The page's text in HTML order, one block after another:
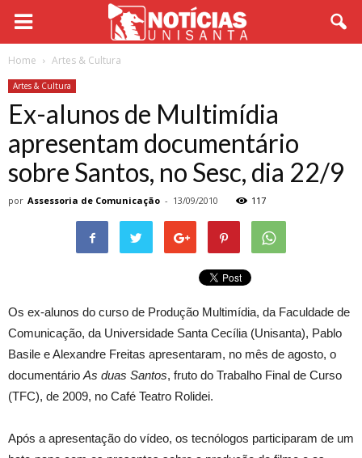
Home Artes & Cultura
Artes & Cultura
Ex-alunos de Multimídia
apresentam documentário
sobre Santos, no Sesc, dia 22/9
por Assessoria de Comunicação - 13/09/2010 117
Os ex-alunos do curso de Produção Multimídia, da Faculdade de
Comunicação, da Universidade Santa Cecília (Unisanta), Pablo
Basile e Alexandre Freitas apresentaram, no mês de agosto, o
documentário As duas Santos, fruto do Trabalho Final de Curso
(TFC), de 2009, no Café Teatro Rolidei.
Após a apresentação do vídeo, os tecnólogos participaram de um